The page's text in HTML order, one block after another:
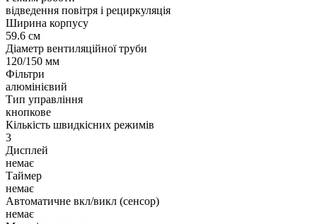
відведення повітря і рециркуляція
Ширина корпусу
59.6 см
Діаметр вентиляційної труби
120/150 мм
Фільтри
алюмінієвий
Тип управління
кнопкове
Кількість швидкісних режимів
3
Дисплей
немає
Таймер
немає
Автоматичне вкл/викл (сенсор)
немає